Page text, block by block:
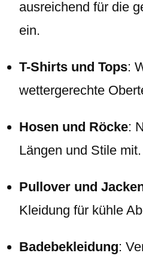
ausreichend für die
ein.
T-Shirts und Tops:
wettergerechte
Hosen und Röcke:
Längen und Stile mit.
Pullover und
Kleidung für kühle
Badebekleidung: